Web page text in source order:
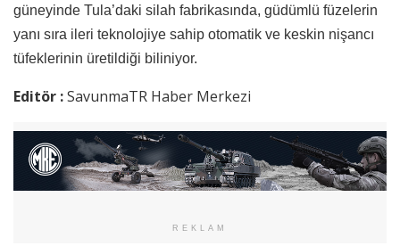
güneyinde Tula’daki silah fabrikasında, güdümlü füzelerin
yanı sıra ileri teknolojiye sahip otomatik ve keskin nişancı
tüfeklerinin üretildiği biliniyor.
Editör :SavunmaTR Haber Merkezi
REKLAM